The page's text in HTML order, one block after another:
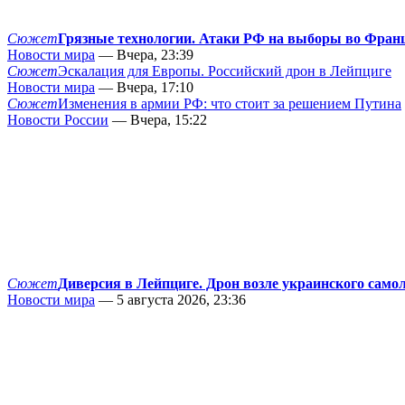
СюжетГрязные технологии. Атаки РФ на выборы во
Новости мира — Вчера, 23:39
СюжетЭскалация для Европы. Российский дрон в Лейпциге
Новости мира — Вчера, 17:10
СюжетИзменения в армии РФ: что стоит за решением Путина
Новости России — Вчера, 15:22
СюжетДиверсия в Лейпциге. Дрон возле украинского
Новости мира — 5 августа 2026, 23:36